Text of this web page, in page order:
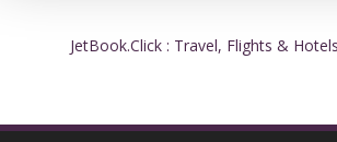
JetBook.Click : Travel, Flights &